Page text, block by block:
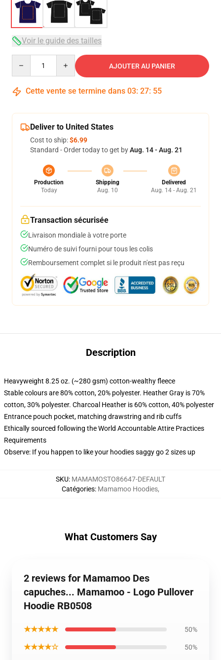
Voir le guide des tailles
AJOUTER AU PANIER
Cette vente se termine dans 03: 27: 54
Deliver to United States
Cost to ship:$6.99
Standard - Order today to get byAug. 14 - Aug. 21
Production
Today
Shipping
Aug. 10
Delivered
Aug. 14 - Aug. 21
Transaction sécurisée
Livraison mondiale à votre porte
Numéro de suivi fourni pour tous les colis
Remboursement complet si le produit n'est pas reçu
Description
Heavyweight 8.25 oz. (~280 gsm) cotton-wealthy fleece
Stable colours are 80% cotton, 20% polyester. Heather Gray is 70%
cotton, 30% polyester. Charcoal Heather is 60% cotton, 40% polyester
Entrance pouch pocket, matching drawstring and rib cuffs
Ethically sourced following the World Accountable Attire Practices
Requirements
Observe: If you happen to like your hoodies saggy go 2 sizes up
SKU: MAMAMOSTO86647-DEFAULT
Catégories: Mamamoo Hoodies,
What Customers Say
2 reviews for Mamamoo Des
capuches... Mamamoo - Logo Pullover
Hoodie RB0508
★★★★★ 50%
★★★★☆ 50%